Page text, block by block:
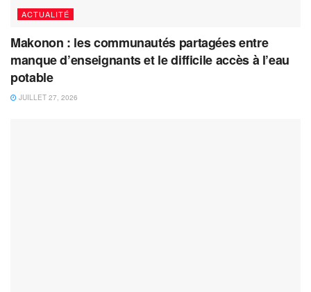
ACTUALITÉ
Makonon : les communautés partagées entre
manque d’enseignants et le difficile accès à l’eau
potable
JUILLET 27, 2026